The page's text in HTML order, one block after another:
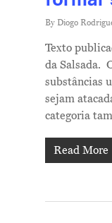
By Diogo
Texto
da Salsada.
substâncias
sejam
categoria
Read More